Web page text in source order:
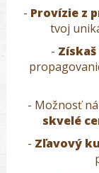
- Provízie z
tvoj
-
- Možnosť
skvelé
- Zľavový